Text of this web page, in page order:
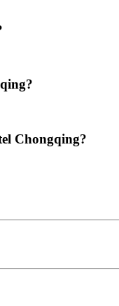
Chongqing?